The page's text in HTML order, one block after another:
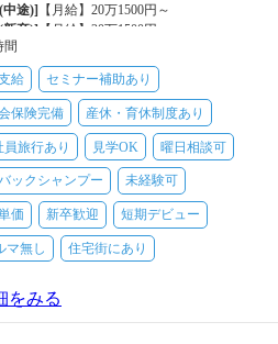
中途)] 【月給】20万1500円～
新卒)] 【月給】20万1500円～
間
給 セミナー補助あり
保険完備 産休・育休制度あり
員旅行あり 見学OK 曜日相談可
ックシャンプー 未経験可
価 新卒歓迎 短期デビュー
マ無し 住宅街にあり